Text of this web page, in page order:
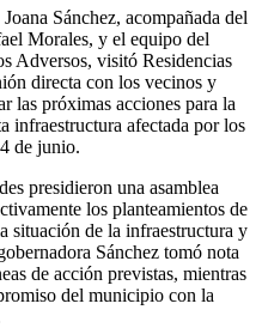
Sánchez, acompañada del
Morales, y el equipo del
Adversos, visitó Residencias
directa con los vecinos y
las próximas acciones para la
infraestructura afectada por los
de junio.
presidieron una asamblea
los planteamientos de
situación de la infraestructura y
Sánchez tomó nota
de acción previstas, mientras
del municipio con la